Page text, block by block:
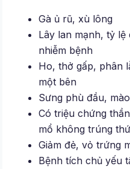
Gà ủ rũ, xù lông
Lây lan mạnh, tỷ lệ
nhiễm bệnh
Ho, thở gấp, phân
một bên
Sưng phù đầu,
Có triệu chứng
mổ không trúng
Giảm đẻ, vỏ trứng
Bệnh tích chủ yếu